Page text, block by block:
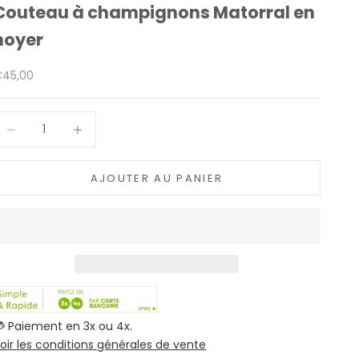
à champignons Matorral en
de vente
Diminuer la quantité
AJOUTER AU PANIER
Paiement en 3x ou 4x.
les conditions générales de vente